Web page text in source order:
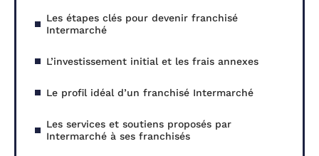
Les étapes clés pour devenir franchisé
Intermarché
L’investissement initial et les frais annexes
Le profil idéal d’un franchisé Intermarché
Les services et soutiens proposés par
Intermarché à ses franchisés